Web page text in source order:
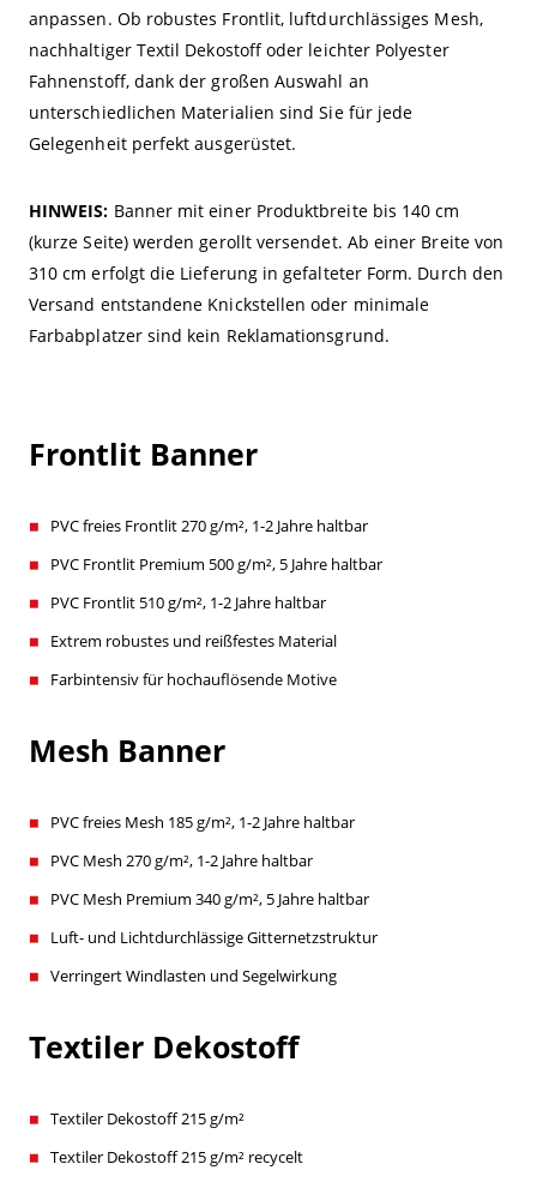
anpassen. Ob robustes Frontlit, luftdurchlässiges Mesh,
nachhaltiger Textil Dekostoff oder leichter Polyester
Fahnenstoff, dank der großen Auswahl an
unterschiedlichen Materialien sind Sie für jede
Gelegenheit perfekt ausgerüstet.
HINWEIS: Banner mit einer Produktbreite bis 140 cm
(kurze Seite) werden gerollt versendet. Ab einer Breite von
310 cm erfolgt die Lieferung in gefalteter Form. Durch den
Versand entstandene Knickstellen oder minimale
Farbabplatzer sind kein Reklamationsgrund.
Frontlit Banner
PVC freies Frontlit 270 g/m², 1-2 Jahre haltbar
PVC Frontlit Premium 500 g/m², 5 Jahre haltbar
PVC Frontlit 510 g/m², 1-2 Jahre haltbar
Extrem robustes und reißfestes Material
Farbintensiv für hochauflösende Motive
Mesh Banner
PVC freies Mesh 185 g/m², 1-2 Jahre haltbar
PVC Mesh 270 g/m², 1-2 Jahre haltbar
PVC Mesh Premium 340 g/m², 5 Jahre haltbar
Luft- und Lichtdurchlässige Gitternetzstruktur
Verringert Windlasten und Segelwirkung
Textiler Dekostoff
Textiler Dekostoff 215 g/m²
Textiler Dekostoff 215 g/m² recycelt